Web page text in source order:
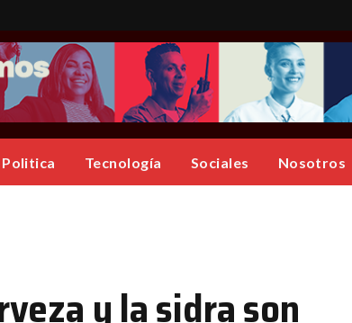
Politica Tecnología Sociales Nosotros
y la sidra son